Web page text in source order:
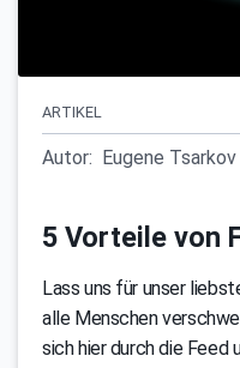
ARTIKEL
Autor: Eugene Tsarkov
5 Vorteile von
Lass uns für unser
alle Menschen
sich hier durch die Feed